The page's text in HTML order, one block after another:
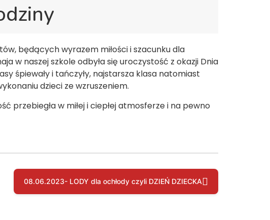
będących wyrazem miłości i szacunku dla
w naszej szkole odbyła się uroczystość z okazji Dnia
śpiewały i tańczyły, najstarsza klasa natomiast
dzieci ze wzruszeniem.
przebiegła w miłej i ciepłej atmosferze i na pewno
08.06.2023- LODY dla ochłody czyli DZIEŃ DZIECKA